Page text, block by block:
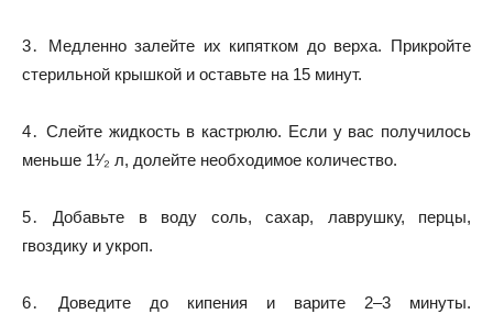
3․ Медленно залейте их кипятком до верха. Прикройте
стерильной крышкой и оставьте на 15 минут.
4․ Слейте жидкость в кастрюлю. Если у вас получилось
меньше 1¹⁄₂ л, долейте необходимое количество.
5․ Добавьте в воду соль, сахар, лаврушку, перцы,
гвоздику и укроп.
6․ Доведите до кипения и варите 2–3 минуты.